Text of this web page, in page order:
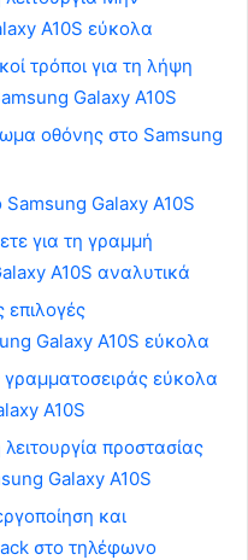
A10S εύκολα
τρόποι για τη λήψη
Galaxy A10S
οθόνης στο Samsung
Galaxy A10S
για τη γραμμή
A10S αναλυτικά
επιλογές
Galaxy A10S εύκολα
εύκολα
A10S
προστασίας
Galaxy A10S
και
στο τηλέφωνο